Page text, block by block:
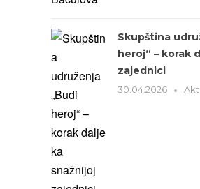
Skupština
heroj“ – korak
zajednici
30.04.2026